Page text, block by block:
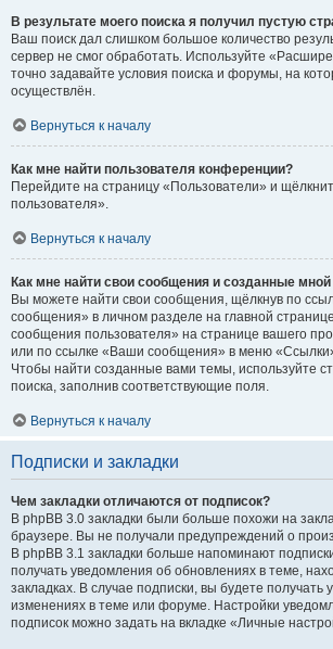
В результате моего поиска я получил пустую
Ваш поиск дал слишком большое количество
сервер не смог обработать. Используйте
точно задавайте условия поиска и форумы, на
осуществлён.
Вернуться к началу
Как мне найти пользователя конференции?
Перейдите на страницу «Пользователи» и
пользователя».
Вернуться к началу
Как мне найти свои сообщения и созданные
Вы можете найти свои сообщения, щёлкнув по
сообщения» в личном разделе на главной
сообщения пользователя» на странице вашего
или по ссылке «Ваши сообщения» в меню
Чтобы найти созданные вами темы, используйте
поиска, заполнив соответствующие поля.
Вернуться к началу
Подписки и закладки
Чем закладки отличаются от подписок?
В phpBB 3.0 закладки были больше похожи на
браузере. Вы не получали предупреждений о
В phpBB 3.1 закладки больше напоминают
получать уведомления об обновлениях в теме,
закладках. В случае подписки, вы будете получать
изменениях в теме или форуме. Настройки
подписок можно задать на вкладке «Личные